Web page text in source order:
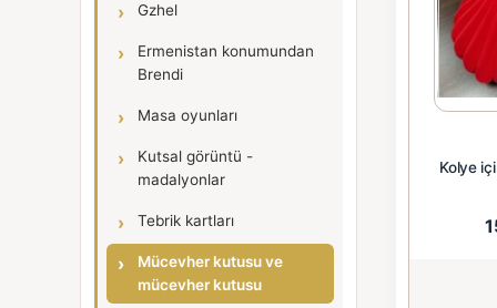
Gzhel
Ermenistan konumundan
Brendi
Masa oyunları
Kutsal görüntü -
madalyonlar
Tebrik kartları
Mücevher kutusu ve
mücevher kutusu
Kolye